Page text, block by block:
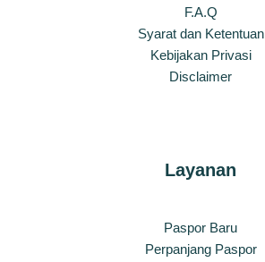
F.A.Q
Syarat dan Ketentuan
Kebijakan Privasi
Disclaimer
Layanan
Paspor Baru
Perpanjang Paspor